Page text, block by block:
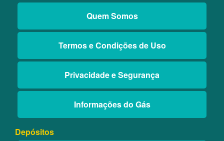
Quem Somos
Termos e Condições de Uso
Privacidade e Segurança
Informações do Gás
Depósitos